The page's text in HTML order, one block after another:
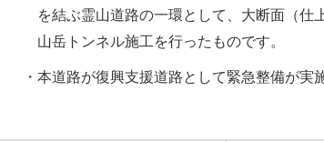
を結ぶ霊山道路の一環として、大断面（仕
山岳トンネル施工を行ったものです。
本道路が復興支援道路として緊急整備が実